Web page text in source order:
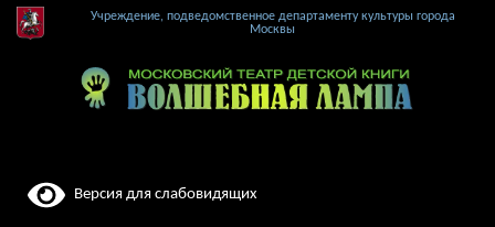
Учреждение, подведомственное департаменту культуры города
Москвы
Версия для слабовидящих